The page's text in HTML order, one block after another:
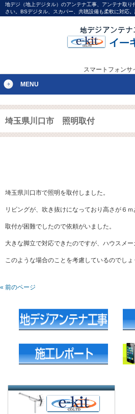
地デジ（地上デジタル）のアンテナ工事、アンテナ取
さい。BSデジタル、スカパー、共聴設備も柔軟に対応
スマートフォンサ
MENU
埼玉県川口市 照明取付
埼玉県川口市で照明を取付しました。
リビングが、吹き抜けになっており高さが６ｍ
取付が困難でしたので依頼がいました。
大きな脚立で対応できたのですが、ハウスメー
このような場合のことを考慮しているのでしょ
« 前のページ